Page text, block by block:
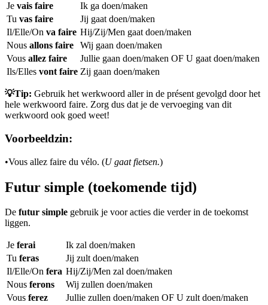
Je vais faire
Ik ga doen/maken
Tu vas faire
Jij gaat doen/maken
Il/Elle/On va faire Hij/Zij/Men gaat doen/maken
Nous allons faire
Wij gaan doen/maken
Vous allez faire
Jullie gaan doen/maken OF U gaat doen/maken
Ils/Elles vont faire Zij gaan doen/maken
💡Tip: Gebruik het werkwoord aller in de présent gevolgd door het
hele werkwoord faire. Zorg dus dat je de vervoeging van dit
werkwoord ook goed weet!
Voorbeeldzin:
•Vous allez faire du vélo. (U gaat fietsen.)
Futur simple (toekomende tijd)
De futur simple gebruik je voor acties die verder in de toekomst
liggen.
Je ferai
Ik zal doen/maken
Tu feras
Jij zult doen/maken
Il/Elle/On fera Hij/Zij/Men zal doen/maken
Nous ferons
Wij zullen doen/maken
Vous ferez
Jullie zullen doen/maken OF U zult doen/maken